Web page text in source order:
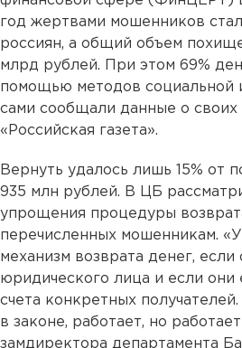
год жертвами мошенников
россиян, а общий объем
млрд рублей. При этом 69%
помощью методов социальной
сами сообщали данные о своих
«Российская газета».
Вернуть удалось лишь 15% от
935 млн рублей. В ЦБ
упрощения процедуры
перечисленных мошенникам. «У
механизм возврата денег, если
юридического лица и если они
счета конкретных
в законе, работает, но
замдиректора департамента